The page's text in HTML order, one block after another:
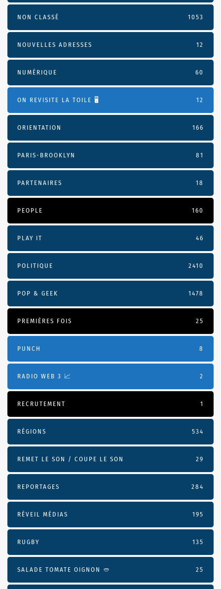
NON CLASSÉ 1053
NOUVELLES ADRESSES 12
NUMÉRIQUE 60
ON REVISITE LA TOILE 🖥️ 12
ORIENTATION 166
PARIS-BROOKLYN 81
PARTENAIRES 18
PEOPLE 160
PLAY IT 46
POLITIQUE 2410
POP & GEEK 1478
PREMIÈRES FOIS 25
PUNCH 8
RADIO WEB 3 📈 2
RECRUTEMENT 1
RÉGIONS 534
REMET LE SON / COUPE LE SON 29
REPORTAGES 284
RÉVEIL MÉDIAS 195
RUGBY 135
SALADE TOMATE OIGNON 🥙 25